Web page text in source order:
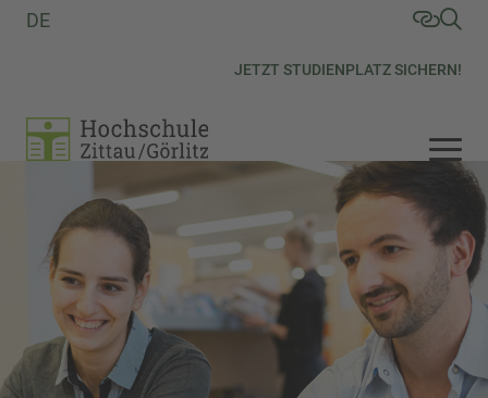
JETZT STUDIENPLATZ SICHERN!
DE